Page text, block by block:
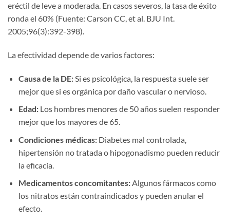
eréctil de leve a moderada. En casos severos, la tasa de éxito
ronda el 60% (Fuente: Carson CC, et al. BJU Int.
2005;96(3):392-398).
La efectividad depende de varios factores:
Causa de la DE:Si es psicológica, la respuesta suele ser
mejor que si es orgánica por daño vascular o nervioso.
Edad:Los hombres menores de 50 años suelen responder
mejor que los mayores de 65.
Condiciones médicas:Diabetes mal controlada,
hipertensión no tratada o hipogonadismo pueden reducir
la eficacia.
Medicamentos concomitantes:Algunos fármacos como
los nitratos están contraindicados y pueden anular el
efecto.